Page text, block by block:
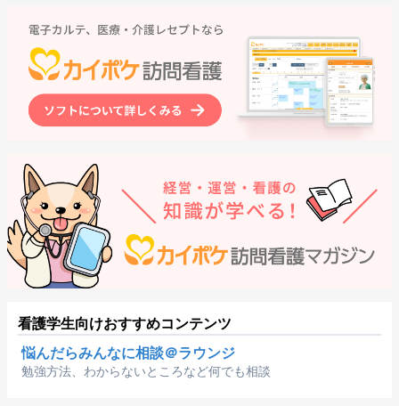
看護学生向けおすすめコンテンツ
悩んだらみんなに相談＠ラウンジ
勉強方法、わからないところなど何でも相談